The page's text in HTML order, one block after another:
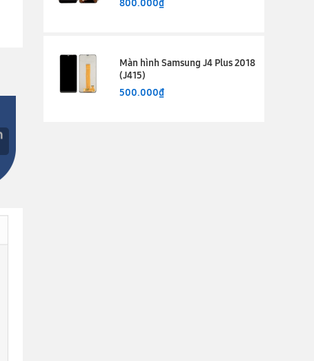
Màn hình Samsung J4 Plus 2018
(J415)
500.000₫